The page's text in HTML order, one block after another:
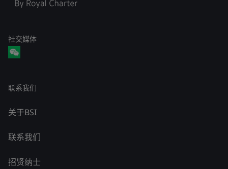
社交媒体
联系我们
关于BSI
联系我们
招贤纳士